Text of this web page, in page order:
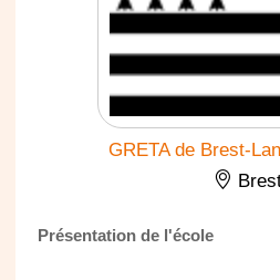
GRETA de Brest-
Présentation de l'école